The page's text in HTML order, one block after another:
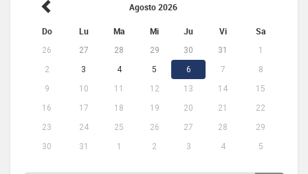
Agosto 2026
Do Lu Ma Mi Ju Vi Sa
26 27 28 29 30 31
1
2
3 4 5 6 7
8
9
10 11 12 13 14
15
16
17 18 19 20 21
22
23
24 25 26 27 28
29
30
31 1 2 3 4 5